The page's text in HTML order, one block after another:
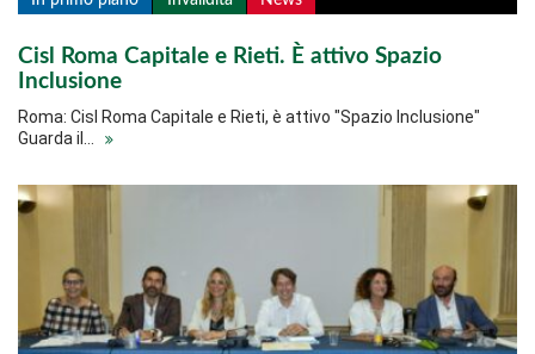
Cisl Roma Capitale e Rieti. È attivo Spazio
Inclusione
Roma: Cisl Roma Capitale e Rieti, è attivo "Spazio Inclusione"
Guarda il…